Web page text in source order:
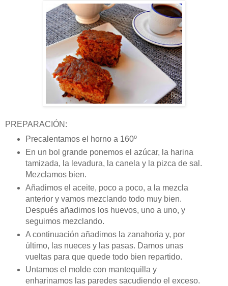
PREPARACIÓN:
Precalentamos el horno a 160º
En un bol grande ponemos el azúcar, la harina
tamizada, la levadura, la canela y la pizca de sal.
Mezclamos bien.
Añadimos el aceite, poco a poco, a la mezcla
anterior y vamos mezclando todo muy bien.
Después añadimos los huevos, uno a uno, y
seguimos mezclando.
A continuación añadimos la zanahoria y, por
último, las nueces y las pasas. Damos unas
vueltas para que quede todo bien repartido.
Untamos el molde con mantequilla y
enharinamos las paredes sacudiendo el exceso.